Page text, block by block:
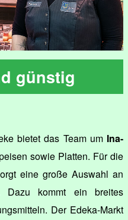
günstig
bietet das Team um Ina-
sowie Platten. Für die
eine große Auswahl an
Dazu kommt ein breites
Der Edeka-Markt